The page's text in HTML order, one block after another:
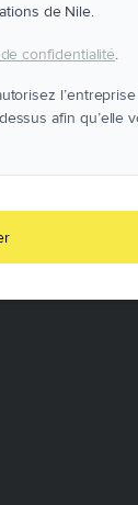
de Nile.
confidentialité.
afin qu’elle